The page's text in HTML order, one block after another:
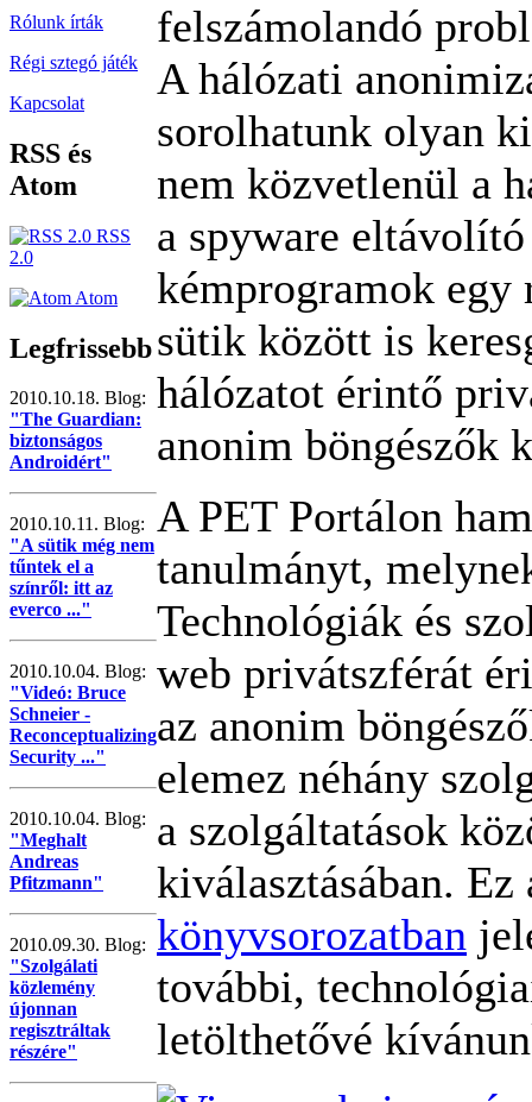
Rólunk írták
Régi sztegó játék
Kapcsolat
RSS és
Atom
RSS
2.0
Atom
Legfrissebb
2010.10.18. Blog:
"The Guardian:
biztonságos
Androidért"
2010.10.11. Blog:
"A sütik még nem
tűntek el a
színről: itt az
everco ..."
2010.10.04. Blog:
"Videó: Bruce
Schneier -
Reconceptualizing
Security ..."
2010.10.04. Blog:
"Meghalt
Andreas
Pfitzmann"
2010.09.30. Blog:
"Szolgálati
közlemény
újonnan
regisztráltak
részére"
felszámolandó
A hálózati
sorolhatunk olyan
nem közvetlenül a
a spyware
kémprogramok egy
sütik között is
hálózatot érintő
anonim böngészők
A PET Portálon
tanulmányt,
Technológiák és
web privátszférát
az anonim
elemez néhány
a szolgáltatások
kiválasztásában.
könyvsorozatban
további,
letölthetővé